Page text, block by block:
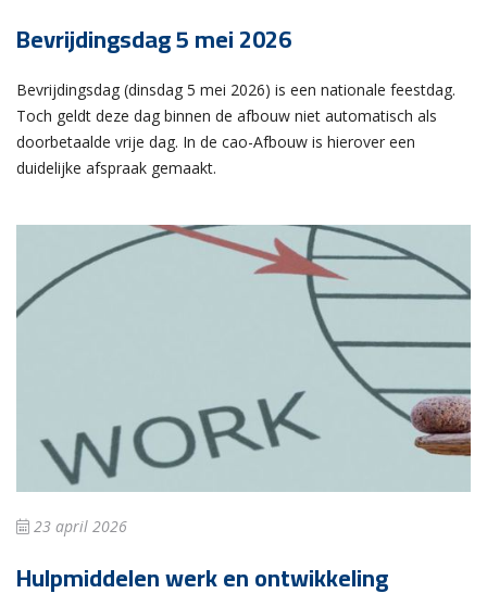
Bevrijdingsdag 5 mei 2026
Bevrijdingsdag (dinsdag 5 mei 2026) is een nationale feestdag.
Toch geldt deze dag binnen de afbouw niet automatisch als
doorbetaalde vrije dag. In de cao-Afbouw is hierover een
duidelijke afspraak gemaakt.
23 april 2026
Hulpmiddelen werk en ontwikkeling